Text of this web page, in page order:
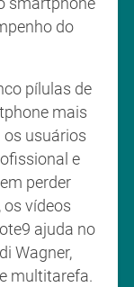
do
pílulas de
mais
os usuários
e
perder
vídeos
ajuda no
Wagner,
multitarefa.